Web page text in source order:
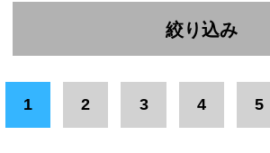
絞り込み
エリア
喜多方市 会津エリア
1 2 3 4 5